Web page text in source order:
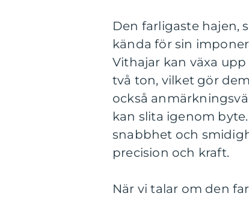
Den farligaste hajen,
kända för sin
Vithajar kan växa
två ton, vilket gör
också
kan slita igenom
snabbhet och
precision och kraft.
När vi talar om den